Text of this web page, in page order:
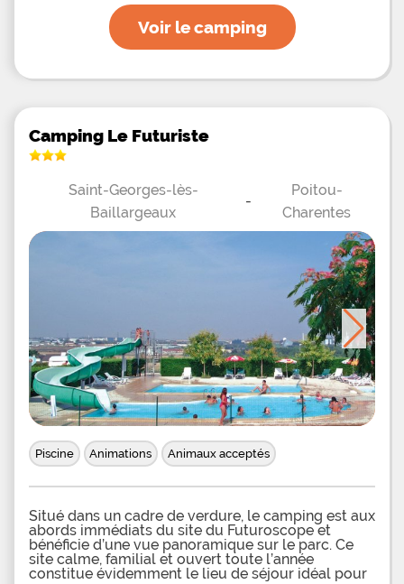
Voir le camping
Camping Le Futuriste
Saint-Georges-lès-
Baillargeaux
-
Poitou-
Charentes
Piscine Animations Animaux acceptés
Situé dans un cadre de verdure, le camping est aux
abords immédiats du site du Futuroscope et
bénéficie d’une vue panoramique sur le parc. Ce
site calme, familial et ouvert toute l’année
constitue évidemment le lieu de séjour idéal pour